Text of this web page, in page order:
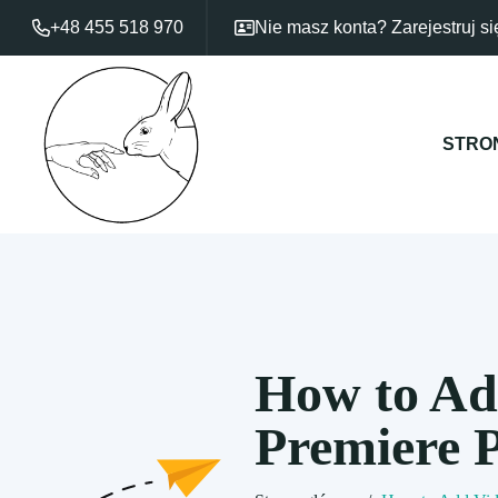
+48 455 518 970 Nie masz konta? Zarejestruj
How to
Premiere